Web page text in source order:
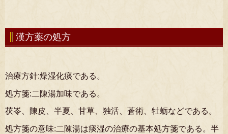
漢方薬の処方
治療方針:燥湿化痰である。
処方箋:二陳湯加味である。
茯岺、陳皮、半夏、甘草、独活、蒼術、牡蛎などである。
処方箋の意味:二陳湯は痰湿の治療の基本処方箋である。半